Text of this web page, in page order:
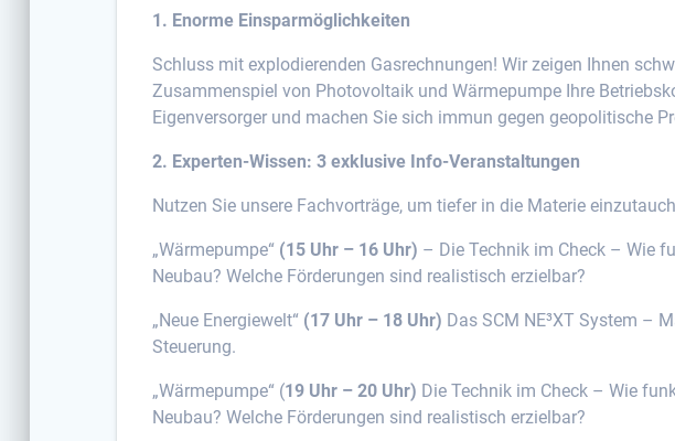
1. Enorme Einsparmöglichkeiten
Schluss mit explodierenden Gasrechnungen! Wir zeigen Ihnen
Zusammenspiel von Photovoltaik und Wärmepumpe Ihre
Eigenversorger und machen Sie sich immun gegen geopolitische
2. Experten-Wissen: 3 exklusive Info-Veranstaltungen
Nutzen Sie unsere Fachvorträge, um tiefer in die Materie
„Wärmepumpe“ (15 Uhr – 16 Uhr) – Die Technik im Check – Wie
Neubau? Welche Förderungen sind realistisch erzielbar?
„Neue Energiewelt“ (17 Uhr – 18 Uhr) Das SCM NE³XT System –
Steuerung.
„Wärmepumpe“ (19 Uhr – 20 Uhr) Die Technik im Check – Wie
Neubau? Welche Förderungen sind realistisch erzielbar?